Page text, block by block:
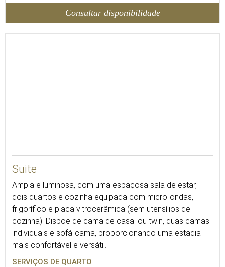
Consultar disponibilidade
Suite
Ampla e luminosa, com uma espaçosa sala de estar,
dois quartos e cozinha equipada com micro-ondas,
frigorífico e placa vitrocerâmica (sem utensílios de
cozinha). Dispõe de cama de casal ou twin, duas camas
individuais e sofá-cama, proporcionando uma estadia
mais confortável e versátil.
SERVIÇOS DE QUARTO